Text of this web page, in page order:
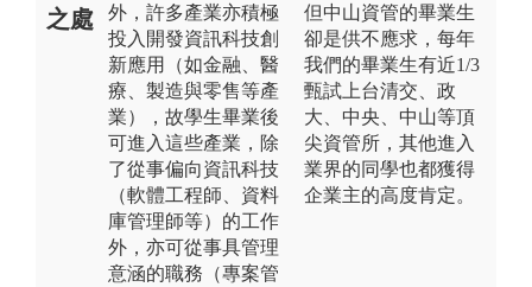
之處
外，許多產業亦積極
投入開發資訊科技創
新應用（如金融、醫
療、製造與零售等產
業），故學生畢業後
可進入這些產業，除
了從事偏向資訊科技
（軟體工程師、資料
庫管理師等）的工作
外，亦可從事具管理
意涵的職務（專案管
但中山資管的畢業生
卻是供不應求，每年
我們的畢業生有近1/3
甄試上台清交、政
大、中央、中山等頂
尖資管所，其他進入
業界的同學也都獲得
企業主的高度肯定。